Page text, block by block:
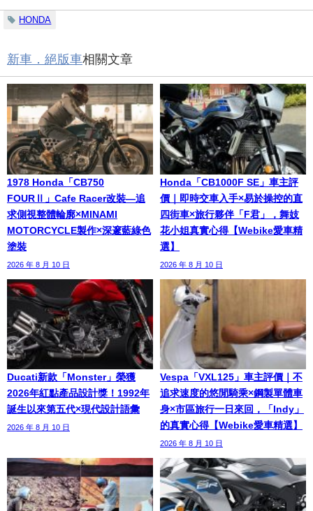
HONDA
新車．絕版車相關文章
1978 Honda「CB750
FOURⅡ」Cafe Racer改裝—追
求側視整體輪廓×MINAMI
MOTORCYCLE製作×深邃藍綠色
塗裝
2026 年 8 月 10 日
Honda「CB1000F SE」車主評
價｜即時交車入手×易於操控的直
四街車×旅行夥伴「F君」，舞妓
花小姐真實心得【Webike愛車精
選】
2026 年 8 月 10 日
Ducati新款「Monster」榮獲
2026年紅點產品設計獎！1992年
誕生以來第五代×現代設計語彙
2026 年 8 月 10 日
Vespa「VXL125」車主評價｜不
追求速度的悠閒騎乘×鋼製單體車
身×市區旅行一日來回，「Indy」
的真實心得【Webike愛車精選】
2026 年 8 月 10 日